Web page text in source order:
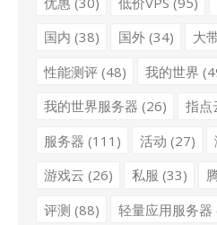
国内 (38) 国外(34) 大
性能测评(48) 我的世界
我的世界服务器 (26) 指点
服务器 (111) 活动 (27)
游戏云 (26) 私服 (33)
评测 (88) 轻量应用服务器